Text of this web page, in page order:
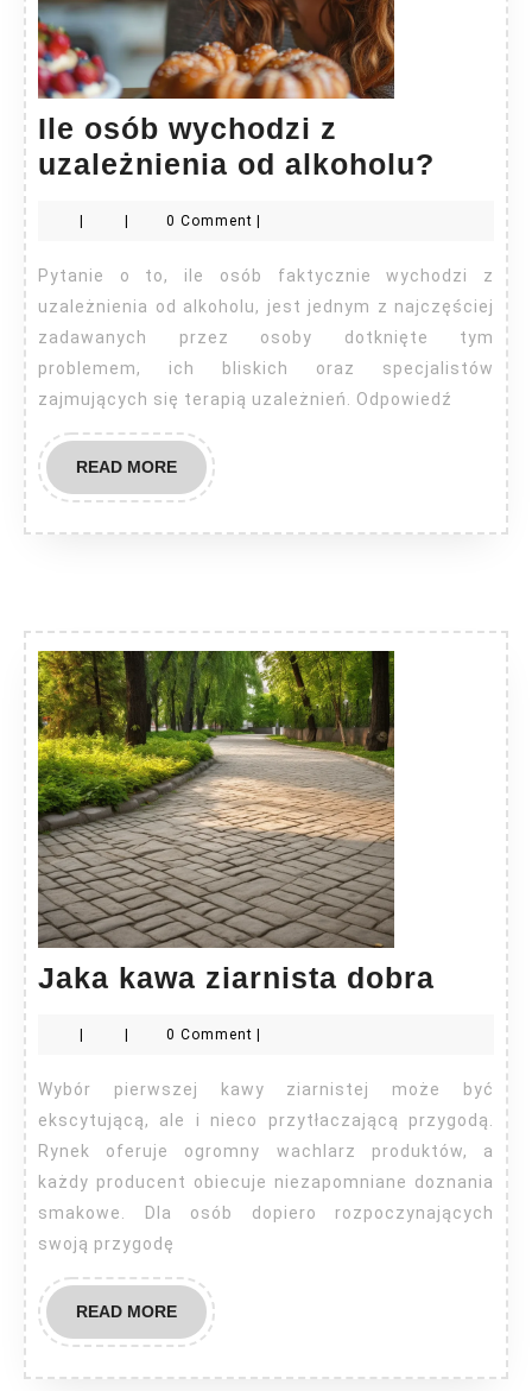
Ile osób wychodzi z
uzależnienia od alkoholu?
osób
z
od
| | 0 Comment |
Pytanie o to, ile osób faktycznie wychodzi z
uzależnienia od alkoholu, jest jednym z najczęściej
zadawanych przez osoby dotknięte tym
problemem, ich bliskich oraz specjalistów
zajmujących się terapią uzależnień. Odpowiedź
READ MOREREAD
MORE
Jaka kawa ziarnista dobra
kawa
dobra
0 Comment
Wybór pierwszej kawy ziarnistej może być
ekscytującą, ale i nieco przytłaczającą przygodą.
Rynek oferuje ogromny wachlarz produktów, a
każdy producent obiecuje niezapomniane doznania
smakowe. Dla osób dopiero rozpoczynających
swoją przygodę
READ MOREREAD
MORE